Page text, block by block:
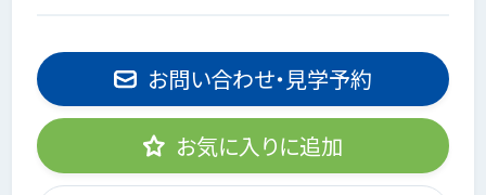
お問い合わせ・見学予約
お気に入りに追加